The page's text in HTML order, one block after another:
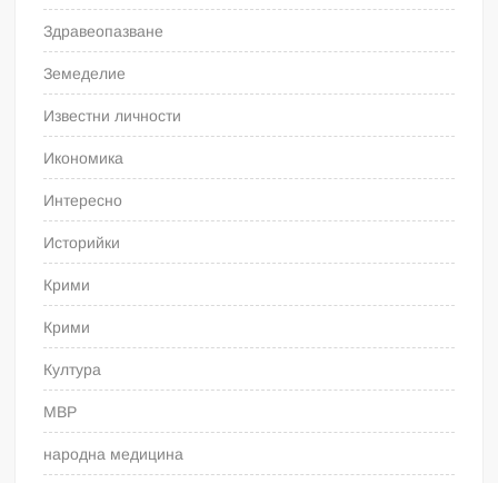
Здравеопазване
Земеделие
Известни личности
Икономика
Интересно
Историйки
Крими
Крими
Култура
МВР
народна медицина